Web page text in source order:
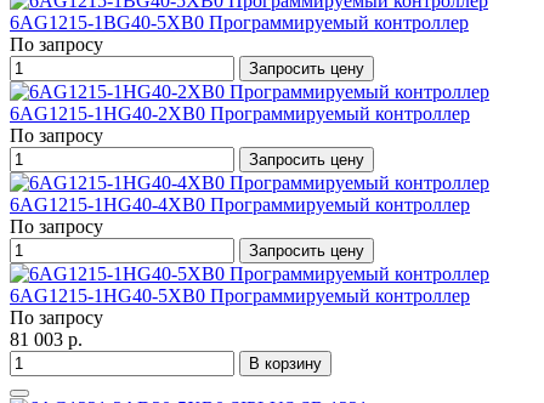
6AG1215-1BG40-5XB0 Программируемый контроллер
По запросу
Запросить цену
6AG1215-1HG40-2XB0 Программируемый контроллер
По запросу
Запросить цену
6AG1215-1HG40-4XB0 Программируемый контроллер
По запросу
Запросить цену
6AG1215-1HG40-5XB0 Программируемый контроллер
По запросу
81 003 р.
В корзину